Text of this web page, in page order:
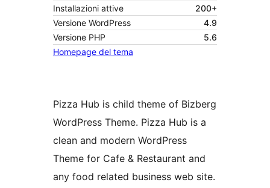
Installazioni attive
200+
Versione WordPress
4.9
Versione PHP
5.6
Homepage del tema
Pizza Hub is child theme of Bizberg
WordPress Theme. Pizza Hub is a
clean and modern WordPress
Theme for Cafe & Restaurant and
any food related business web site.